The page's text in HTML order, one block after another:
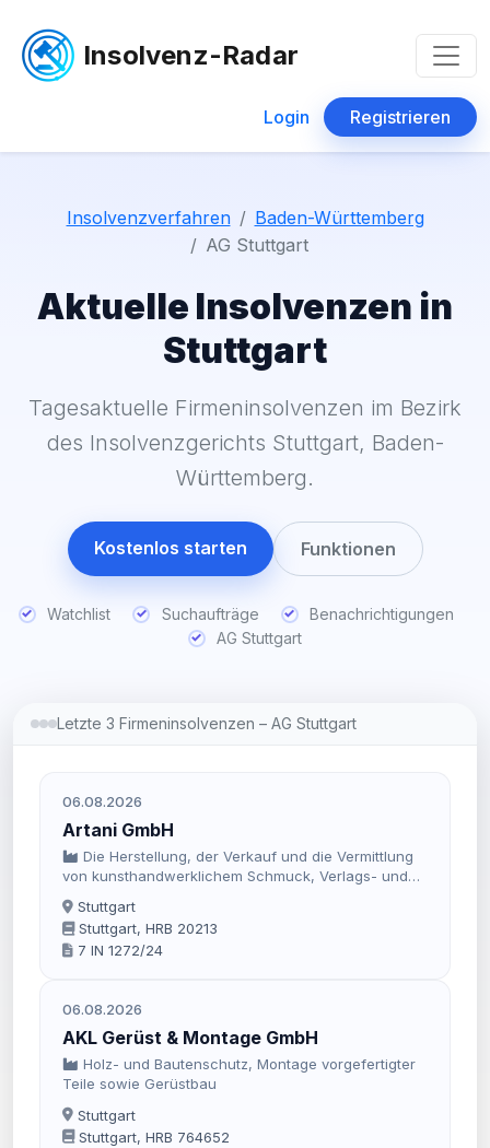
Insolvenz-Radar
Login Registrieren
Insolvenzverfahren
Baden-Württemberg
AG Stuttgart
Aktuelle Insolvenzen in
Stuttgart
Tagesaktuelle Firmeninsolvenzen im Bezirk
des Insolvenzgerichts Stuttgart, Baden-
Württemberg.
Kostenlos starten Funktionen
Watchlist Suchaufträge
Benachrichtigungen
AG Stuttgart
Letzte 3 Firmeninsolvenzen – AG Stuttgart
06.08.2026
Artani GmbH
Die Herstellung, der Verkauf und die Vermittlung
von kunsthandwerklichem Schmuck, Verlags- und
Druckerzeugnissen sowie der Verkauf und die
Vermitlung von Kunsthandwerk, von Schmuck,
hochwertigen Geschenken, Mode und Accessoires
einschließlich der damit zu
Stuttgart
Stuttgart, HRB 20213
7 IN 1272/24
06.08.2026
AKL Gerüst & Montage GmbH
Holz- und Bautenschutz, Montage vorgefertigter
Teile sowie Gerüstbau
Stuttgart
Stuttgart, HRB 764652